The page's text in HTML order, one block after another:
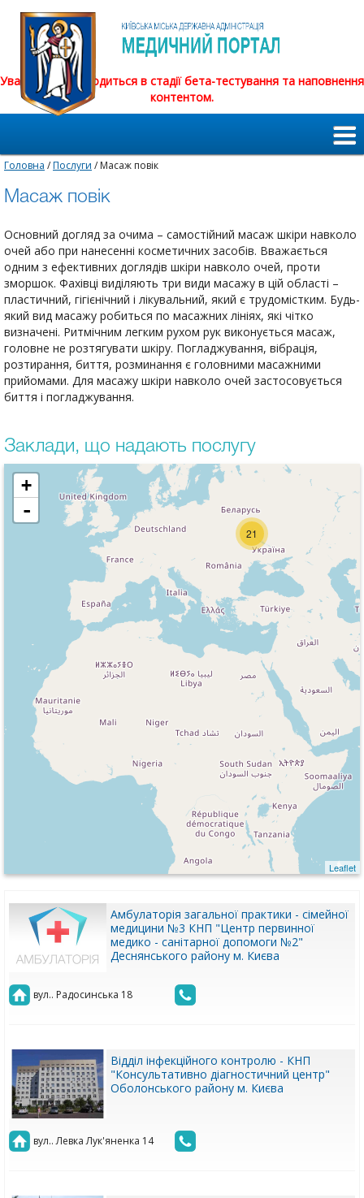
Увага! Сайт знаходиться в стадії бета-тестування та наповнення
контентом.
Головна /Послуги / Масаж повік
Масаж повік
Основний догляд за очима – самостійний масаж шкіри навколо
очей або при нанесенні косметичних засобів. Вважається
одним з ефективних доглядів шкіри навколо очей, проти
зморшок. Фахівці виділяють три види масажу в цій області –
пластичний, гігієнічний і лікувальний, який є трудомістким. Будь-
який вид масажу робиться по масажних лініях, які чітко
визначені. Ритмічним легким рухом рук виконується масаж,
головне не розтягувати шкіру. Погладжування, вібрація,
розтирання, биття, розминання є головними масажними
прийомами. Для масажу шкіри навколо очей застосовується
биття і погладжування.
Заклади, що надають послугу
21
+
-
Leaflet
Амбулаторія загальної практики - сімейної
медицини №3 КНП "Центр первинної
медико - санітарної допомоги №2"
Деснянського району м. Києва
вул.. Радосинська 18
Відділ інфекційного контролю - КНП
"Консультативно діагностичний центр"
Оболонського району м. Києва
вул.. Левка Лук'яненка 14